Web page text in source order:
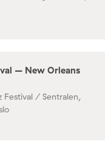
– New Orleans
Festival / Sentralen,